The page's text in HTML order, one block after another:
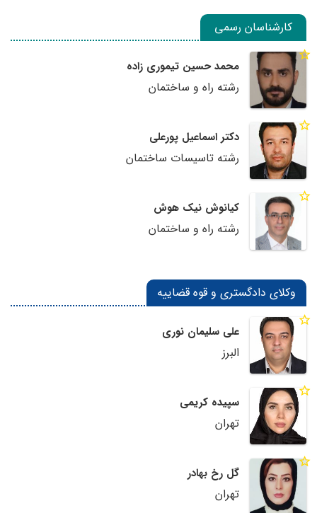
کارشناسان رسمی
محمد حسین تیموری زاده
رشته راه و ساختمان
دکتر اسماعیل پورعلی
رشته تاسیسات ساختمان
کیانوش نیک هوش
رشته راه و ساختمان
وکلای دادگستری و قوه قضاییه
علی سلیمان نوری
البرز
سپیده کریمی
تهران
گل رخ بهادر
تهران